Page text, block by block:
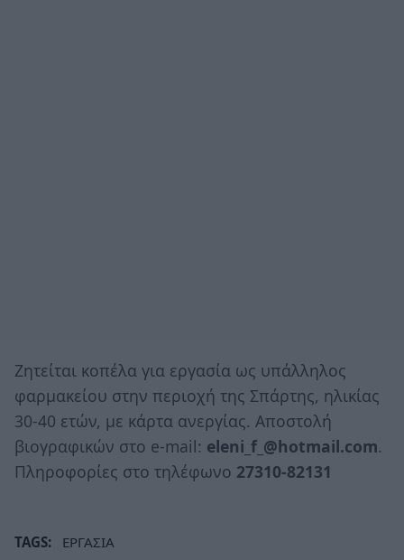
Ζητείται κοπέλα για εργασία ως υπάλληλος
φαρμακείου στην περιοχή της Σπάρτης, ηλικίας
30-40 ετών, με κάρτα ανεργίας. Αποστολή
βιογραφικών στο e-mail: eleni_f_@hotmail.com.
Πληροφορίες στο τηλέφωνο 27310-82131
TAGS: ΕΡΓΑΣΙΑ